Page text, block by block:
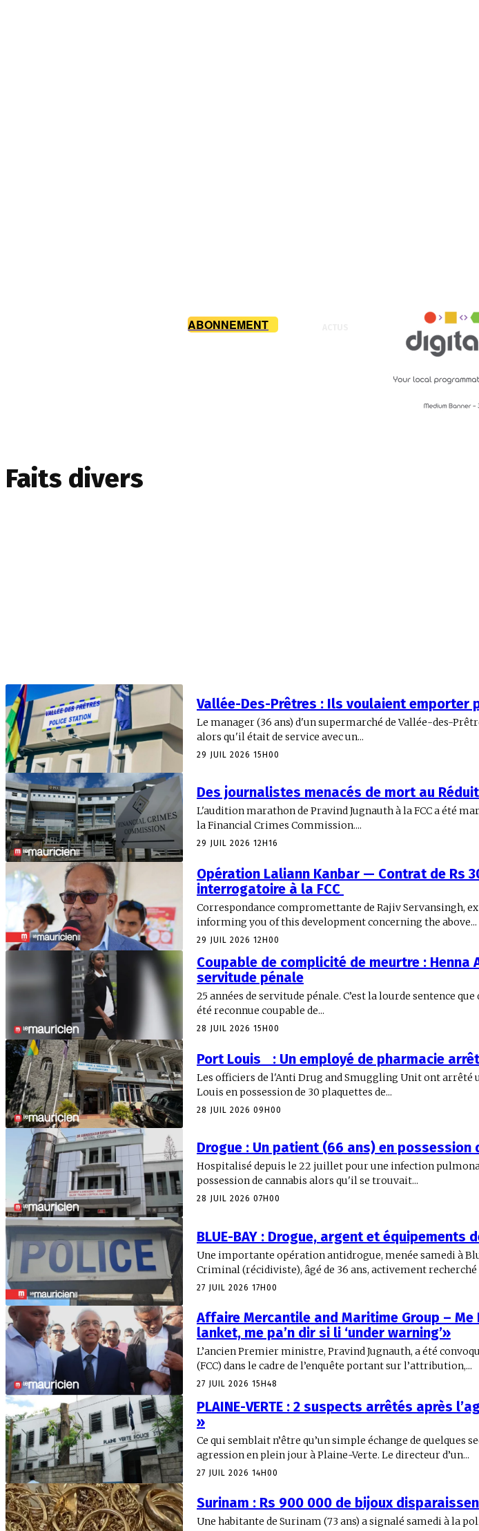
ABONNEMENT
Faits divers
Vallée-Des-Prêtres : Ils voulaient emporter
Le manager (36 ans) d'un supermarché de Vallée-des-
alors qu'il était de service avec un...
29 JUIL 2026 15H00
Des journalistes menacés de mort au
L'audition marathon de Pravind Jugnauth à la FCC a été
la Financial Crimes Commission....
29 JUIL 2026 12H16
Opération Laliann Kanbar — Contrat de Rs
interrogatoire à la FCC
Correspondance compromettante de Rajiv Servansingh, ex
informing you of this development concerning the above...
29 JUIL 2026 12H00
Coupable de complicité de meurtre : Henna
servitude pénale
25 années de servitude pénale. C’est la lourde sentence
été reconnue coupable de...
28 JUIL 2026 15H00
Port Louis : Un employé de pharmacie
Les officiers de l'Anti Drug and Smuggling Unit ont arrêté
Louis en possession de 30 plaquettes de...
28 JUIL 2026 09H00
Drogue : Un patient (66 ans) en
Hospitalisé depuis le 22 juillet pour une infection
possession de cannabis alors qu'il se trouvait...
28 JUIL 2026 07H00
BLUE-BAY : Drogue, argent et équipements
Une importante opération antidrogue, menée samedi à
Criminal (récidiviste), âgé de 36 ans, activement recherché
27 JUIL 2026 17H00
Affaire Mercantile and Maritime Group –
lanket, me pa’n dir si li ‘under warning’»
L’ancien Premier ministre, Pravind Jugnauth, a été
(FCC) dans le cadre de l’enquête portant sur l’attribution,...
27 JUIL 2026 15H48
PLAINE-VERTE : 2 suspects arrêtés après
»
Ce qui semblait n’être qu’un simple échange de quelques
agression en plein jour à Plaine-Verte. Le directeur d’un...
27 JUIL 2026 14H00
Surinam : Rs 900 000 de bijoux
Une habitante de Surinam (73 ans) a signalé samedi à la